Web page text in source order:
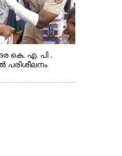
കെ. എ. പി .
പരിശീലനം